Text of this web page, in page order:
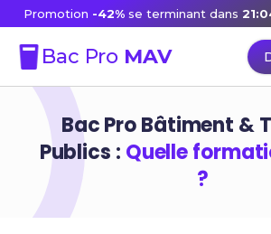
Promotion -42%se terminant dans
Bac Pro MAV
Bac Pro Bâtiment &
Publics : Quelle
?